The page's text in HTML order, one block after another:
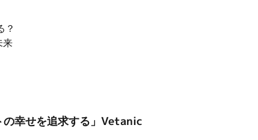
？
来
の幸せを追求する」Vetanic